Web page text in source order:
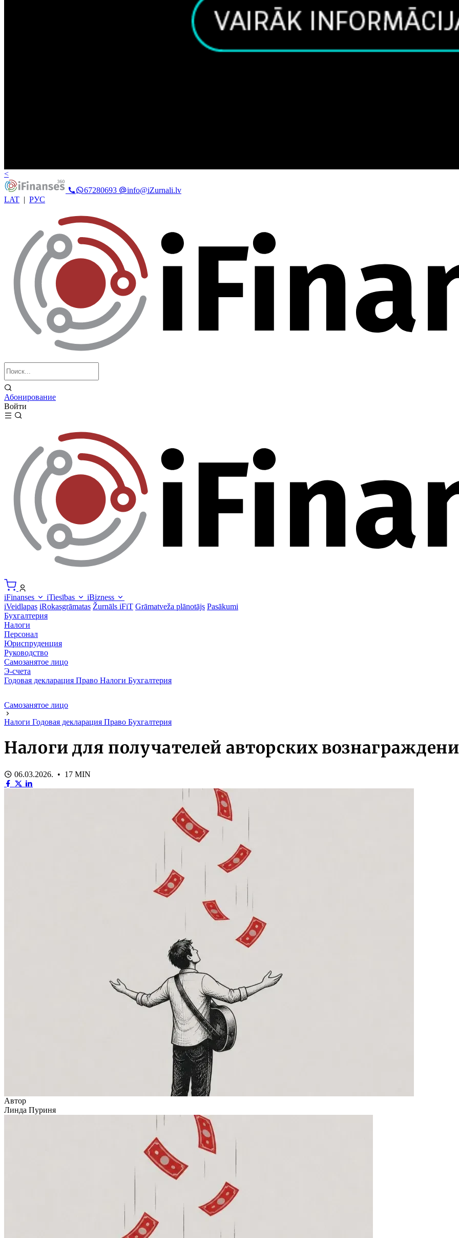
<
67280693
info@iZurnali.lv
LAT | РУС
Абонирование
Войти
iFinanses iTiesības
iBizness
iVeidlapas iRokasgrāmatas Žurnāls iFiT Grāmatveža plānotājs Pasākumi
Бухгалтерия
Налоги
Персонал
Юриспруденция
Руководство
Самозанятое лицо
Э-счета
Годовая декларация Право Налоги Бухгалтерия
Самозанятое лицо
Налоги Годовая декларация Право Бухгалтерия
Налоги для получателей авторских
06.03.2026. • 17 MIN
Автор
Линда Пуриня